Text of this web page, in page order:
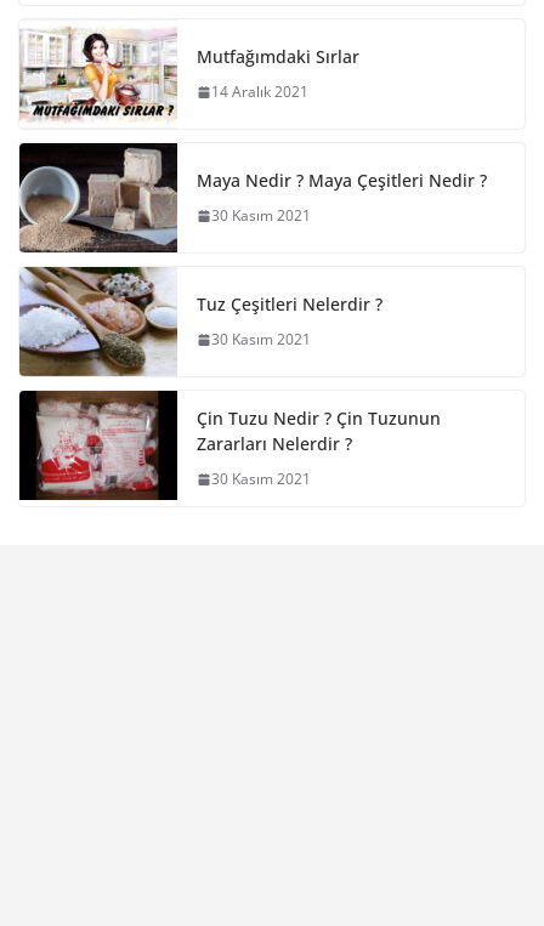
Mutfağımdaki Sırlar
14 Aralık 2021
Maya Nedir ? Maya Çeşitleri Nedir ?
30 Kasım 2021
Tuz Çeşitleri Nelerdir ?
30 Kasım 2021
Çin Tuzu Nedir ? Çin Tuzunun
Zararları Nelerdir ?
30 Kasım 2021